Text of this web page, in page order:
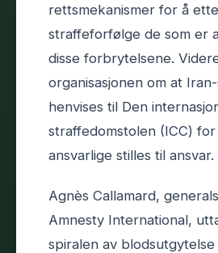
rettsmekanismer for å
straffeforfølge de som er
disse forbrytelsene.
organisasjonen om at
henvises til Den
straffedomstolen (ICC)
ansvarlige stilles til ansvar.
Agnès Callamard,
Amnesty International,
spiralen av